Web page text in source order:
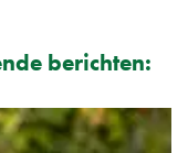
berichten: